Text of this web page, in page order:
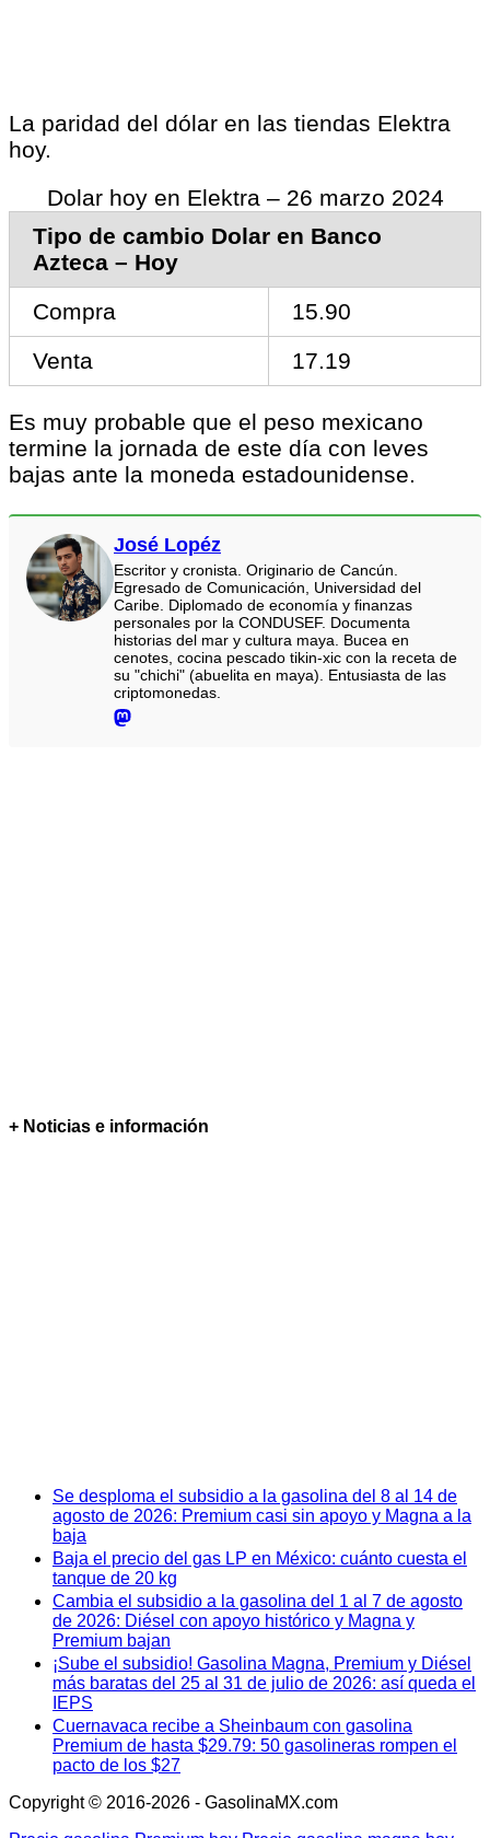
La paridad del dólar en las tiendas Elektra
hoy.
Dolar hoy en Elektra – 26 marzo 2024
Tipo de cambio Dolar en Banco
Azteca – Hoy
Compra
15.90
Venta
17.19
Es muy probable que el peso mexicano
termine la jornada de este día con leves
bajas ante la moneda estadounidense.
José Lopéz
Escritor y cronista. Originario de Cancún.
Egresado de Comunicación, Universidad del
Caribe. Diplomado de economía y finanzas
personales por la CONDUSEF. Documenta
historias del mar y cultura maya. Bucea en
cenotes, cocina pescado tikin-xic con la receta de
su "chichi" (abuelita en maya). Entusiasta de las
criptomonedas.
+ Noticias e información
Se desploma el subsidio a la gasolina del 8 al 14 de
agosto de 2026: Premium casi sin apoyo y Magna a la
baja
Baja el precio del gas LP en México: cuánto cuesta el
tanque de 20 kg
Cambia el subsidio a la gasolina del 1 al 7 de agosto
de 2026: Diésel con apoyo histórico y Magna y
Premium bajan
¡Sube el subsidio! Gasolina Magna, Premium y Diésel
más baratas del 25 al 31 de julio de 2026: así queda el
IEPS
Cuernavaca recibe a Sheinbaum con gasolina
Premium de hasta $29.79: 50 gasolineras rompen el
pacto de los $27
Copyright © 2016-2026 - GasolinaMX.com